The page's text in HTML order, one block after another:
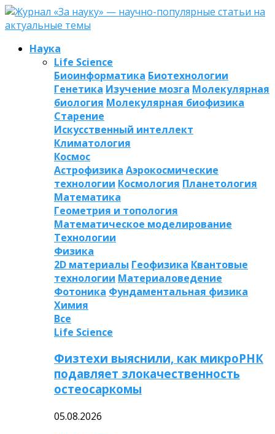
Наука
Life Science
Биоинформатика Биотехнологии
Генетика Изучение мозга Молекулярная
биология Молекулярная биофизика
Старение
Искусственный интеллект
Климатология
Космос
Астрофизика Аэрокосмические
технологии Космология Планетология
Математика
Геометрия и топология
Математическое моделирование
Технологии
Физика
2D материалы Геофизика Квантовые
технологии Материаловедение
Фотоника Фундаментальная физика
Химия
Все
Life Science
Физтехи выяснили, как микроРНК
подавляет злокачественность
остеосаркомы
05.08.2026